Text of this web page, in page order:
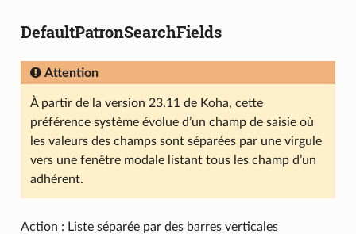
DefaultPatronSearchFields
Attention
À partir de la version 23.11 de Koha, cette
préférence système évolue d’un champ de saisie où
les valeurs des champs sont séparées par une virgule
vers une fenêtre modale listant tous les champ d’un
adhérent.
Action : Liste séparée par des barres verticales